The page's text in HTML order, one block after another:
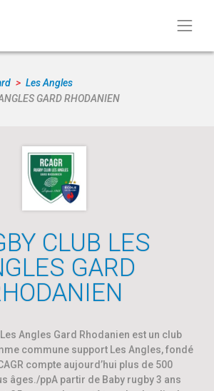
Les Angles
GARD RHODANIEN
CLUB LES
GARD
Angles Gard Rhodanien est un club
commune support Les Angles, fondé
compte aujourd’hui plus de 500
âges./ppA partir de Baby rugby 3 ans